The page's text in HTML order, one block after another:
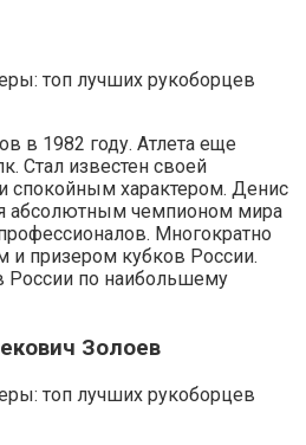
в 1982 году. Атлета еще
Стал известен своей
спокойным характером. Денис
абсолютным чемпионом мира
Многократно
и призером кубков России.
России по наибольшему
Золоев